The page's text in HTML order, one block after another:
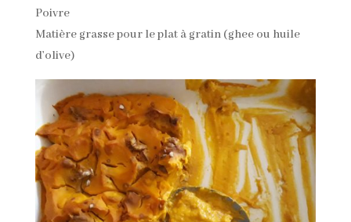
Poivre
Matière grasse pour le plat à gratin (ghee ou huile
d’olive)